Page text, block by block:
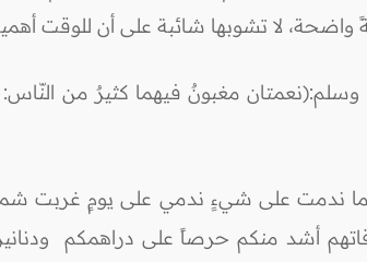
مغبونٌ فيهما كثيرٌ من النّاس:
"ما ندمت على شيءٍ ندمي على يومٍ غربت
أشد منكم حرصاً على دراهمكم